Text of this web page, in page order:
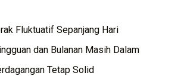
Fluktuatif Sepanjang Hari
dan Bulanan Masih Dalam
Tetap Solid